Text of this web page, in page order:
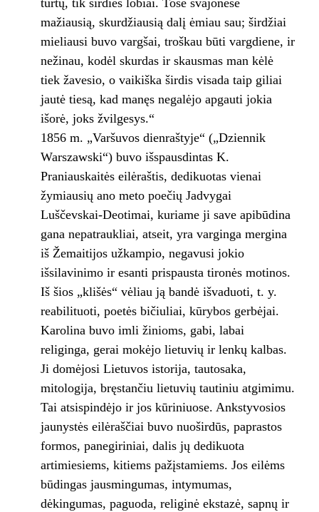
turtų, tik širdies lobiai. Tose svajonėse
mažiausią, skurdžiausią dalį ėmiau sau; širdžiai
mieliausi buvo vargšai, troškau būti vargdiene, ir
nežinau, kodėl skurdas ir skausmas man kėlė
tiek žavesio, o vaikiška širdis visada taip giliai
jautė tiesą, kad manęs negalėjo apgauti jokia
išorė, joks žvilgesys.“
1856 m. „Varšuvos dienraštyje“ („Dziennik
Warszawski“) buvo išspausdintas K.
Praniauskaitės eilėraštis, dedikuotas vienai
žymiausių ano meto poečių Jadvygai
Luščevskai-Deotimai, kuriame ji save apibūdina
gana nepatraukliai, atseit, yra varginga mergina
iš Žemaitijos užkampio, negavusi jokio
išsilavinimo ir esanti prispausta tironės motinos.
Iš šios „klišės“ vėliau ją bandė išvaduoti, t. y.
reabilituoti, poetės bičiuliai, kūrybos gerbėjai.
Karolina buvo imli žinioms, gabi, labai
religinga, gerai mokėjo lietuvių ir lenkų kalbas.
Ji domėjosi Lietuvos istorija, tautosaka,
mitologija, bręstančiu lietuvių tautiniu atgimimu.
Tai atsispindėjo ir jos kūriniuose. Ankstyvosios
jaunystės eilėraščiai buvo nuoširdūs, paprastos
formos, panegiriniai, dalis jų dedikuota
artimiesiems, kitiems pažįstamiems. Jos eilėms
būdingas jausmingumas, intymumas,
dėkingumas, paguoda, religinė ekstazė, sapnų ir